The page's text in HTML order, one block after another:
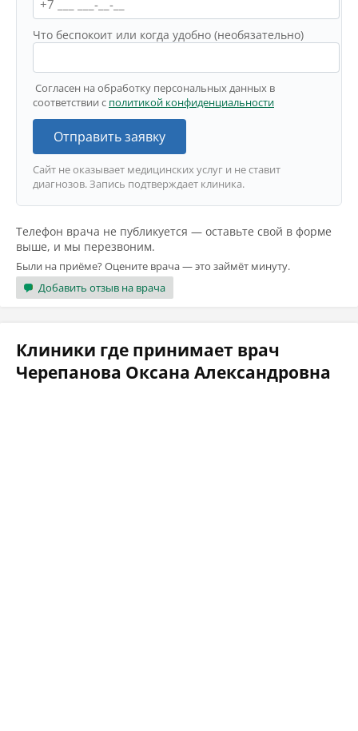
Что беспокоит или когда удобно (необязательно)
Согласен на обработку персональных данных в
соответствии с политикой конфиденциальности
Отправить заявку
Сайт не оказывает медицинских услуг и не ставит
диагнозов. Запись подтверждает клиника.
Телефон врача не публикуется — оставьте свой в форме
выше, и мы перезвоним.
Были на приёме? Оцените врача — это займёт минуту.
Добавить отзыв на врача
Клиники где принимает врач
Черепанова Оксана Александровна